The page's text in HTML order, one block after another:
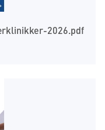
2026.pdf